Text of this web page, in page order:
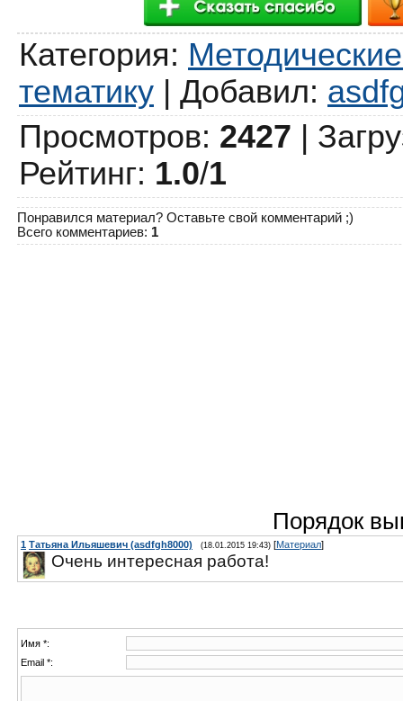
Категория:
тематику | Добавил:
Просмотров: 2427 |
Рейтинг: 1.0/1
Понравился материал? Оставьте свой комментарий ;)
Всего комментариев: 1
Порядок
1 Татьяна Ильяшевич (asdfgh8000) (18.01.2015 19:43) [Материал]
Очень интересная работа!
Имя *:
Email *: